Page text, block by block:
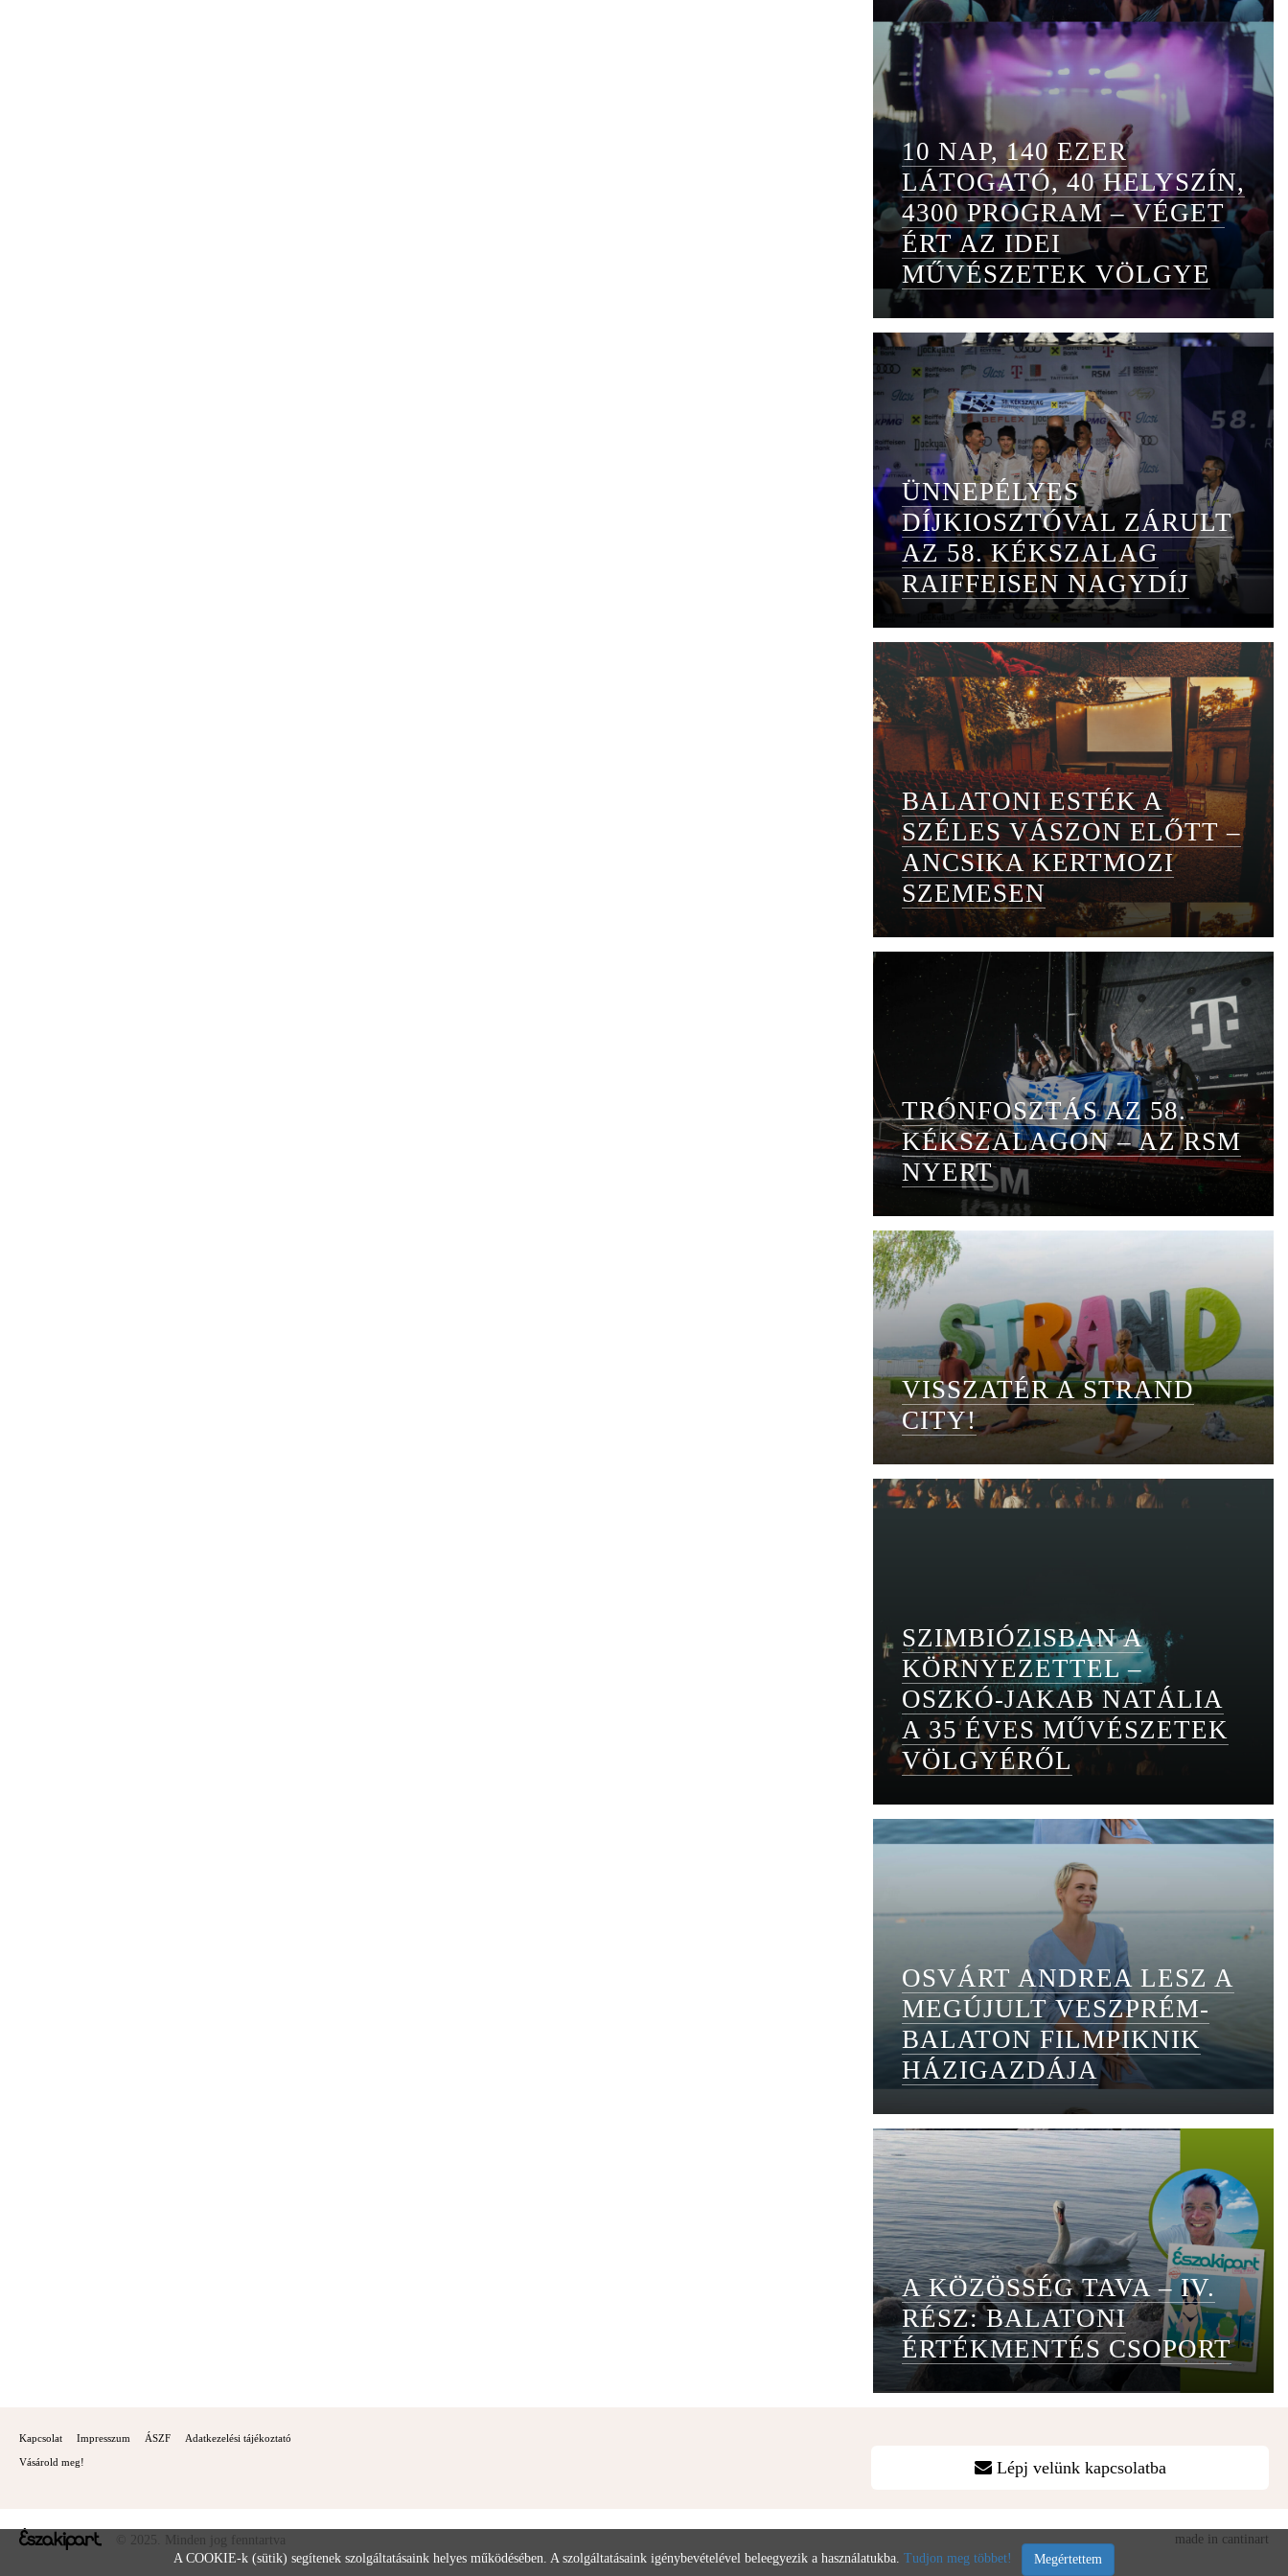
10 NAP, 140 EZER
LÁTOGATÓ, 40 HELYSZÍN,
4300 PROGRAM – VÉGET
ÉRT AZ IDEI
MŰVÉSZETEK VÖLGYE
ÜNNEPÉLYES
DÍJKIOSZTÓVAL ZÁRULT
AZ 58. KÉKSZALAG
RAIFFEISEN NAGYDÍJ
BALATONI ESTÉK A
SZÉLES VÁSZON ELŐTT –
ANCSIKA KERTMOZI
SZEMESEN
TRÓNFOSZTÁS AZ 58.
KÉKSZALAGON – AZ RSM
NYERT
VISSZATÉR A STRAND
CITY!
SZIMBIÓZISBAN A
KÖRNYEZETTEL –
OSZKÓ-JAKAB NATÁLIA
A 35 ÉVES MŰVÉSZETEK
VÖLGYÉRŐL
OSVÁRT ANDREA LESZ A
MEGÚJULT VESZPRÉM-
BALATON FILMPIKNIK
HÁZIGAZDÁJA
A KÖZÖSSÉG TAVA – IV.
RÉSZ: BALATONI
ÉRTÉKMENTÉS CSOPORT
Kapcsolat Impresszum ÁSZF Adatkezelési tájékoztató
Vásárold meg! Lépj velünk kapcsolatba
© 2025. Minden jog fenntartva
made in cantinart
A COOKIE-k (sütik) segítenek szolgáltatásaink helyes működésében. A szolgáltatásaink igénybevételével beleegyezik a használatukba. Tudjon meg többet! Megértettem